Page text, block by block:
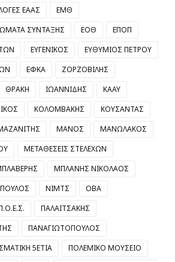
ΕΑΑΣ
ΕΜΘ
ΣΥΝΤΑΞΗΣ
ΕΟΘ
ΕΠΟΠ
ΕΥΓΕΝΙΚΟΣ
ΕΥΘΥΜΙΟΣ ΠΕΤΡΟΥ
ΕΦΚΑ
ΖΟΡΖΟΒΙΛΗΣ
ΘΡΑΚΗ ΙΩΑΝΝΙΔΗΣ
ΚΑΑΥ
ΚΟΛΟΜΒΑΚΗΣ
ΚΟΥΣΑΝΤΑΣ
ΜΑΝΟΣ
ΜΑΝΩΛΑΚΟΣ
ΜΕΤΑΘΕΣΕΙΣ ΣΤΕΛΕΧΩΝ
ΜΠΛΑΝΗΣ ΝΙΚΟΛΑΟΣ
ΝΙΜΤΣ
ΟΒΑ
ΠΑΛΑΙΤΣΑΚΗΣ
ΠΑΝΑΓΙΩΤΟΠΟΥΛΟΣ
5ΕΤΙΑ
ΠΟΛΕΜΙΚΟ ΜΟΥΣΕΙΟ